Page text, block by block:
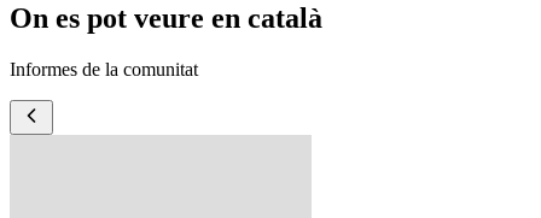
On es pot veure en català
Informes de la comunitat